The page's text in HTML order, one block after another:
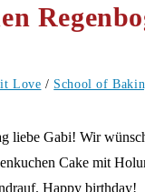
Love / School of
liebe Gabi! Wir
Cake mit
Happy birthday!